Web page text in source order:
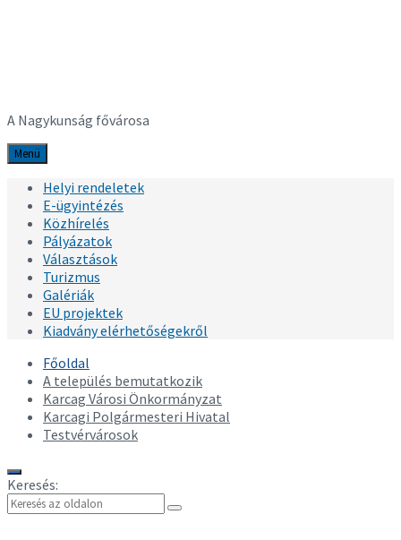
A Nagykunság fővárosa
Menü
Helyi rendeletek
E-ügyintézés
Közhírelés
Pályázatok
Választások
Turizmus
Galériák
EU projektek
Kiadvány elérhetőségekről
Főoldal
A település bemutatkozik
Karcag Városi Önkormányzat
Karcagi Polgármesteri Hivatal
Testvérvárosok
Keresés
Keresés
Keresés: